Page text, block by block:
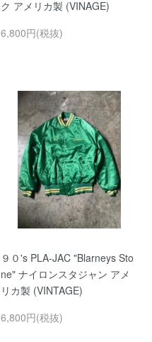
ク アメリカ製 (VINAGE)
6,800円(税抜)
９０'s PLA-JAC "Blarneys Sto
ne" ナイロンスタジャン アメ
リカ製 (VINTAGE)
6,800円(税抜)